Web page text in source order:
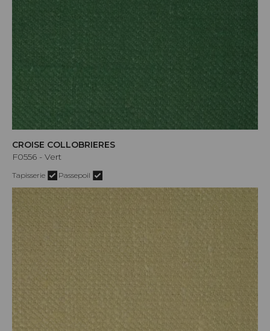
CROISE COLLOBRIERES
F0556 - Vert
Tapisserie Passepoil